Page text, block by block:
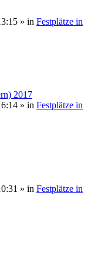
» in Festplätze in
2017
» in Festplätze in
» in Festplätze in